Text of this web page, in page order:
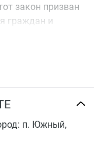
закон призван
граждан и
но комфортное
п. Южный,